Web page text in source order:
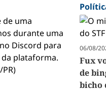
06/08/
Fux
de
bicho